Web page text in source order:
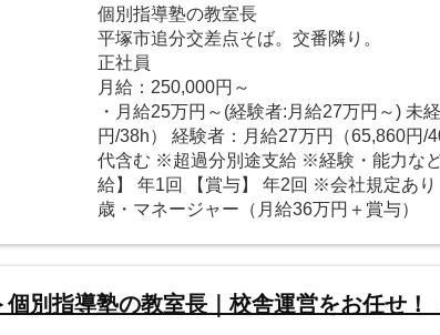
個別指導塾の教室長
平塚市追分交差点そば。交番隣り。
正社員
月給：250,000円～
・月給25万円～(経験者:月給27万円～) 未
円/38h） 経験者：月給27万円（65,860円
代含む ※超過分別途支給 ※経験・能力な
給】 年1回 【賞与】 年2回 ※会社規定あ
歳・マネージャー（月給36万円＋賞与）
個別指導塾の教室長｜校舎運営をお任せ！